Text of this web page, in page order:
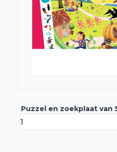
Puzzel en zoekplaat